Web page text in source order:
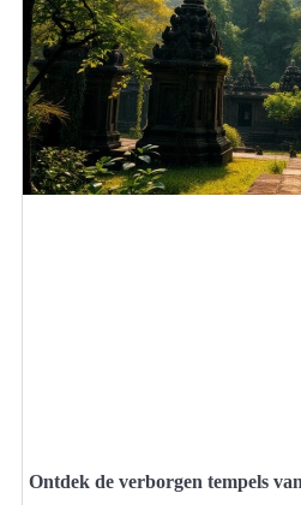
Ontdek de verborgen tempels